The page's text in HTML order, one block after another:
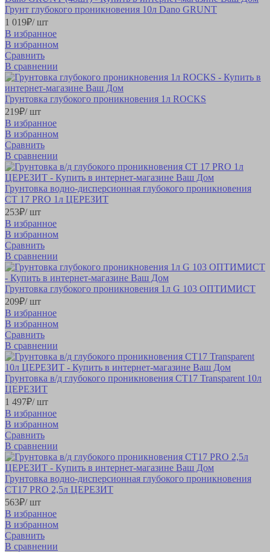
Грунт глубокого проникновения 10л Dano GRUNT
1 019₽/ шт
В избранное
В избранном
Сравнить
В сравнении
Грунтовка глубокого проникновения 1л ROCKS
219₽/ шт
В избранное
В избранном
Сравнить
В сравнении
Грунтовка водно-дисперсионная глубокого проникновения
CT 17 PRO 1л ЦЕРЕЗИТ
253₽/ шт
В избранное
В избранном
Сравнить
В сравнении
Грунтовка глубокого проникновения 1л G 103 ОПТИМИСТ
209₽/ шт
В избранное
В избранном
Сравнить
В сравнении
Грунтовка в/д глубокого проникновения СТ17 Transparent 10л
ЦЕРЕЗИТ
1 497₽/ шт
В избранное
В избранном
Сравнить
В сравнении
Грунтовка водно-дисперсионная глубокого проникновения
СТ17 PRO 2,5л ЦЕРЕЗИТ
563₽/ шт
В избранное
В избранном
Сравнить
В сравнении